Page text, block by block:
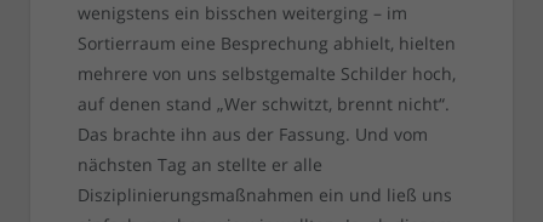
wenigstens ein bisschen weiterging – im
Sortierraum eine Besprechung abhielt, hielten
mehrere von uns selbstgemalte Schilder hoch,
auf denen stand „Wer schwitzt, brennt nicht“.
Das brachte ihn aus der Fassung. Und vom
nächsten Tag an stellte er alle
Disziplinierungsmaßnahmen ein und ließ uns